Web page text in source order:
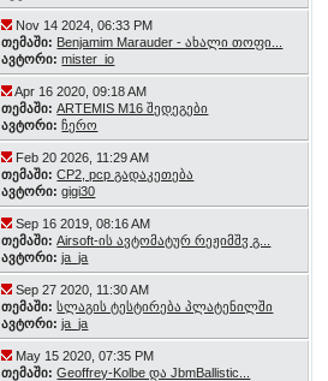
Nov 14 2024, 06:33 PM
თემაში: Benjamim Marauder - ახალი თოფი...
ავტორი: mister_io
Apr 16 2020, 09:18 AM
თემაში: ARTEMIS M16 შედეგები
ავტორი: ჩერო
Feb 20 2026, 11:29 AM
თემაში: CP2, pcp გადაკეთება
ავტორი: gigi30
Sep 16 2019, 08:16 AM
თემაში: Airsoft-ის ავტომატურ რეჟიმშჳ გ...
ავტორი: ja_ja
Sep 27 2020, 11:30 AM
თემაში: სლაგის ტესტირება პლატენილში
ავტორი: ja_ja
May 15 2020, 07:35 PM
თემაში: Geoffrey-Kolbe და JbmBallistic...